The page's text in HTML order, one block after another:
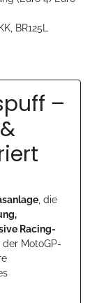
BR125L
–
, die
Racing-
MotoGP-